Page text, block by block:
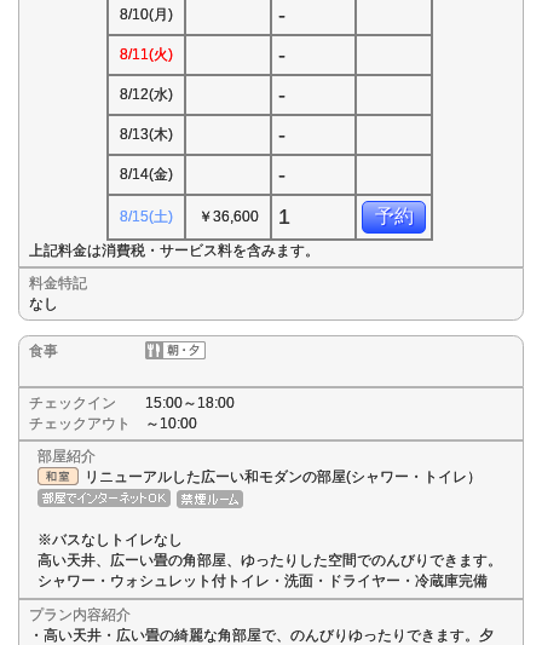
8/10(月) -
8/11(火) -
8/12(水) -
8/13(木) -
8/14(金) -
8/15(土) ￥36,600 1 予約
上記料金は消費税・サービス料を含みます。
料金特記
なし
食事
チェックイン
15:00～18:00
チェックアウト
～10:00
部屋紹介
リニューアルした広ーい和モダンの部屋(シャワー・トイレ）
※バスなしトイレなし
高い天井、広ーい畳の角部屋、ゆったりした空間でのんびりできます。
シャワー・ウォシュレット付トイレ・洗面・ドライヤー・冷蔵庫完備
プラン内容紹介
・高い天井・広い畳の綺麗な角部屋で、のんびりゆったりできます。夕